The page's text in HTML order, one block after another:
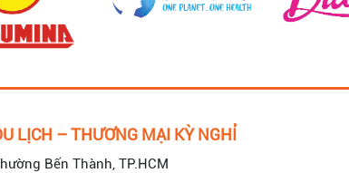
LỊCH – THƯƠNG MẠI KỲ NGHỈ
Bến Thành, TP.HCM